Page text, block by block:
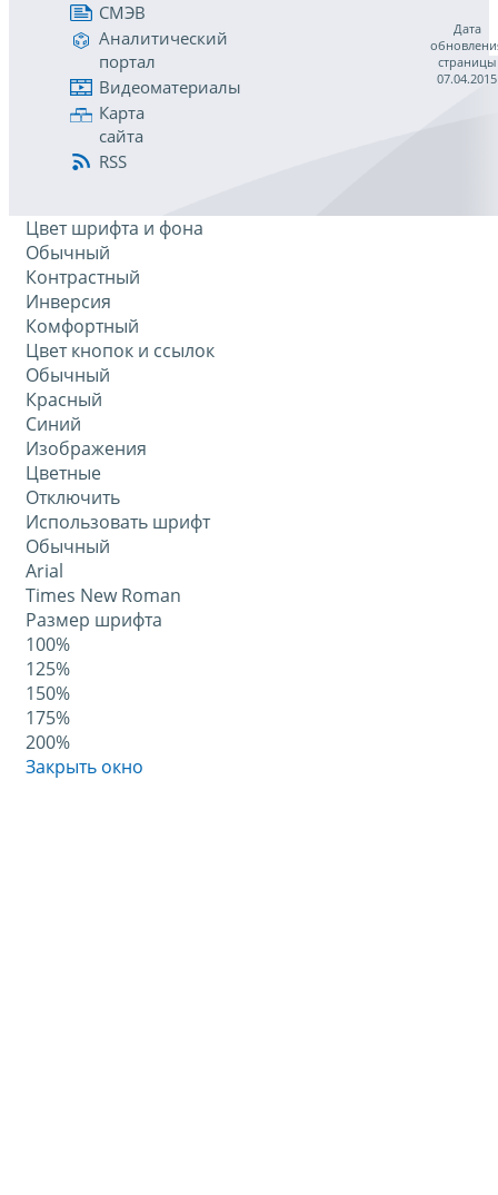
СМЭВ
Аналитический
портал
Видеоматериалы
Карта
сайта
RSS
Дата
страницы
07.04.2015
Цвет шрифта и фона
Обычный
Контрастный
Инверсия
Комфортный
Цвет кнопок и ссылок
Обычный
Красный
Синий
Изображения
Цветные
Отключить
Использовать шрифт
Обычный
Arial
Times New Roman
Размер шрифта
100%
125%
150%
175%
200%
Закрыть окно